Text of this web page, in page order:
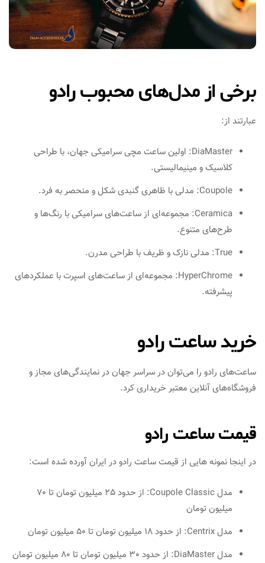
برخی از مدل‌های محبوب رادو
عبارتند از:
DiaMaster: اولین ساعت مچی سرامیکی جهان، با طراحی
کلاسیک و مینیمالیستی.
Coupole: مدلی با ظاهری گنبدی شکل و منحصر به فرد.
Ceramica: مجموعه‌ای از ساعت‌های سرامیکی با رنگ‌ها و
طرح‌های متنوع.
True: مدلی نازک و ظریف با طراحی مدرن.
HyperChrome: مجموعه‌ای از ساعت‌های اسپرت با عملکردهای
پیشرفته.
خرید ساعت رادو
ساعت‌های رادو را می‌توان در سراسر جهان در نمایندگی‌های مجاز و
فروشگاه‌های آنلاین معتبر خریداری کرد.
قیمت ساعت رادو
در اینجا نمونه هایی از قیمت ساعت رادو در ایران آورده شده است:
مدل Coupole Classic: از حدود 25 میلیون تومان تا 70
میلیون تومان
مدل Centrix: از حدود 18 میلیون تومان تا 50 میلیون تومان
مدل DiaMaster: از حدود 30 میلیون تومان تا 80 میلیون تومان